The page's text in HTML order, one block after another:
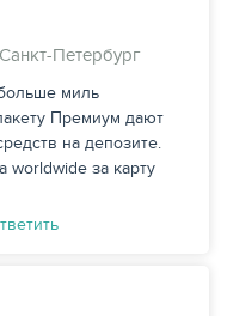
Санкт-Петербург
миль
Премиум дают
на депозите.
worldwide за карту